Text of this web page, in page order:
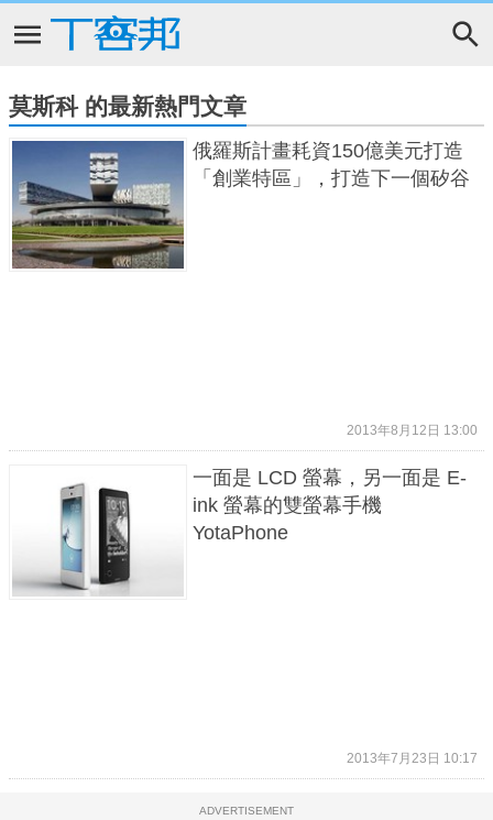
莫斯科 的最新熱門文章
俄羅斯計畫耗資150億美元打造
「創業特區」，打造下一個矽谷
2013年8月12日 13:00
一面是 LCD 螢幕，另一面是 E-
ink 螢幕的雙螢幕手機
YotaPhone
2013年7月23日 10:17
ADVERTISEMENT